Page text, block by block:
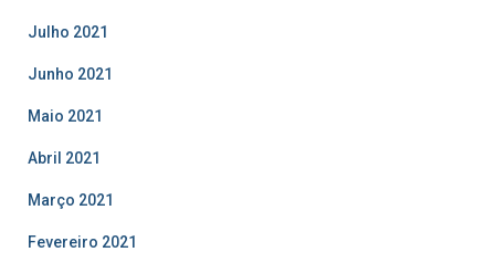
Julho 2021
Junho 2021
Maio 2021
Abril 2021
Março 2021
Fevereiro 2021